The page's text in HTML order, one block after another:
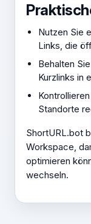
Nutzen Sie
Links, die
Behalten
Kurzlinks in
Standorte
ShortURL.bot
Workspace,
optimieren
wechseln.